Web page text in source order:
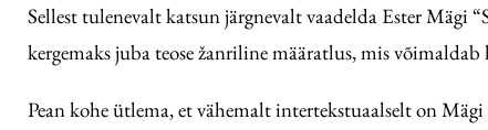
Sellest tulenevalt katsun järgnevalt vaadelda Ester Mägi
kergemaks juba teose žanriline määratlus, mis
Pean kohe ütlema, et vähemalt intertekstuaalselt on